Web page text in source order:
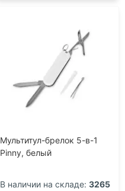
Мультитул-брелок 5-в-1
Pinny, белый
В наличии на складе: 3265